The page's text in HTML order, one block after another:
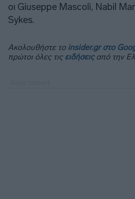
οι Giuseppe Mascoli, Nabil
Sykes.
Ακολουθήστε το insider.gr στο
πρώτοι όλες τις ειδήσειςαπό την